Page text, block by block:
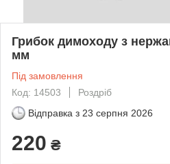
Грибок димоходу з
мм
Під замовлення
Код: 14503
Роздріб
Відправка з 23 серпня 2026
220 ₴